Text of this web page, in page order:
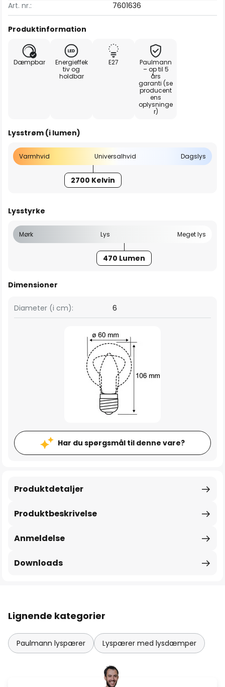
Art. nr.:
7601636
Produktinformation
Dæmpbar
Energieffek
tiv og
holdbar
E27
Paulmann
– op til 5
års
garanti (se
producent
ens
oplysninge
r)
Lysstrøm (i lumen)
Varmhvid Universalhvid Dagslys
2700 Kelvin
Lysstyrke
Mørk Lys Meget lys
470 Lumen
Dimensioner
Diameter (i cm): 6
Har du spørgsmål til denne vare?
Produktbeskrivelse
Produktdetaljer
Anmeldelse
Downloads
Lignende kategorier
Paulmann lyspærer Lyspærer med lysdæmper